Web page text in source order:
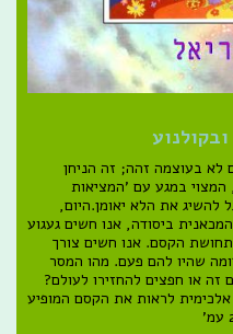
לא בעוצמה זהה; זה הניחן
במגע עם 'המציאות
להשיג את הלא יאומן.היום,
ביסודה, אנו חשים געגוע
הקסם. אנו חשים צורך
שהיו להם פעם. מהו המסר
או חפצים להחזירו לעולם?
לראות את הקסם המופיע